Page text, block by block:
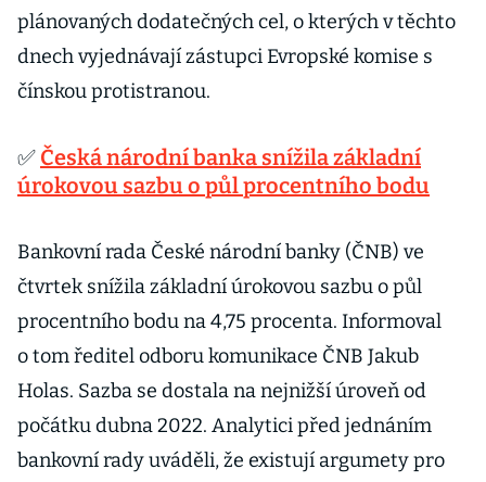
plánovaných dodatečných cel, o kterých v těchto
dnech vyjednávají zástupci Evropské komise s
čínskou protistranou.
✅ Česká národní banka snížila základní
úrokovou sazbu o půl procentního bodu
Bankovní rada České národní banky (ČNB) ve
čtvrtek snížila základní úrokovou sazbu o půl
procentního bodu na 4,75 procenta. Informoval
o tom ředitel odboru komunikace ČNB Jakub
Holas. Sazba se dostala na nejnižší úroveň od
počátku dubna 2022. Analytici před jednáním
bankovní rady uváděli, že existují argumety pro